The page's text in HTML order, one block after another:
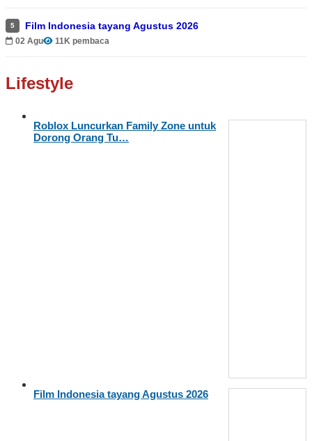
5 Film Indonesia tayang Agustus 2026
02 Agu 11K pembaca
Lifestyle
Roblox Luncurkan Family Zone untuk
Dorong Orang Tu…
Film Indonesia tayang Agustus 2026